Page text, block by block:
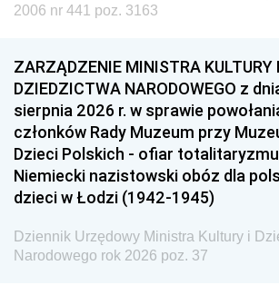
2006 nr 441 poz. 3163
ZARZĄDZENIE MINISTRA KULTURY I
DZIEDZICTWA NARODOWEGO z
sierpnia 2026 r. w sprawie
członków Rady Muzeum przy
Dzieci Polskich - ofiar
Niemiecki nazistowski obóz dla
dzieci w Łodzi (1942-1945)
Dziennik Urzędowy Ministra Kultury i
Narodowego rok 2026 poz. 37